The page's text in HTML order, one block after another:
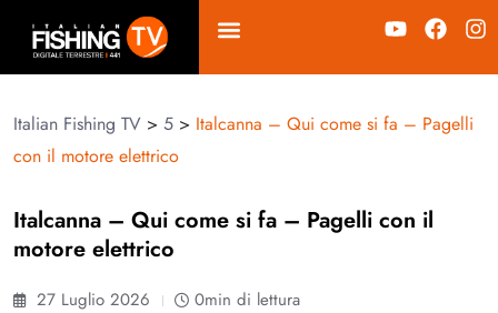
Italian Fishing TV > 5 > Italcanna – Qui come si fa – Pagelli
con il motore elettrico
Italcanna – Qui come si fa – Pagelli con il
motore elettrico
27 Luglio 2026 0min di lettura